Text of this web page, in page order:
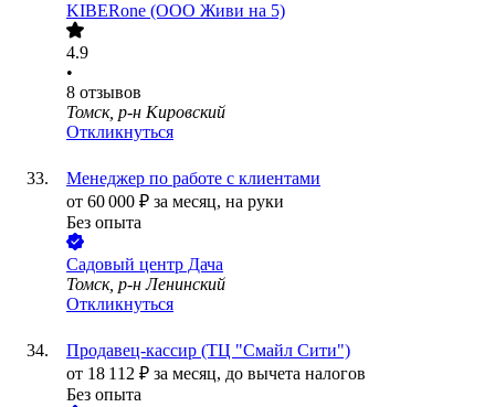
KIBERone (ООО Живи на 5)
4.9
•
8 отзывов
Томск, р-н Кировский
Откликнуться
Менеджер по работе с клиентами
от 60 000 ₽ за месяц, на руки
Без опыта
Садовый центр Дача
Томск, р-н Ленинский
Откликнуться
Продавец-кассир (ТЦ "Смайл Сити")
от 18 112 ₽ за месяц, до вычета налогов
Без опыта